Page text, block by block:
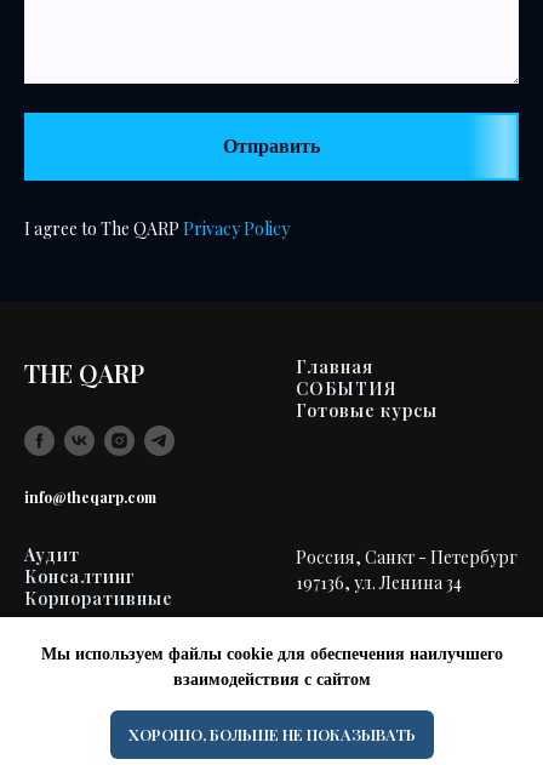
Отправить
I agree to The QARP Privacy Policy
THE QARP
info@theqarp.com
Главная
СОБЫТИЯ
Готовые курсы
Аудит
Консалтинг
Корпоративные
тренинги
Россия, Санкт - Петербург
197136, ул. Ленина 34
Мы используем файлы cookie для обеспечения наилучшего
взаимодействия с сайтом
ХОРОШО, БОЛЬШЕ НЕ ПОКАЗЫВАТЬ